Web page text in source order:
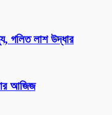
গলিত লাশ উদ্ধার
আজিজ